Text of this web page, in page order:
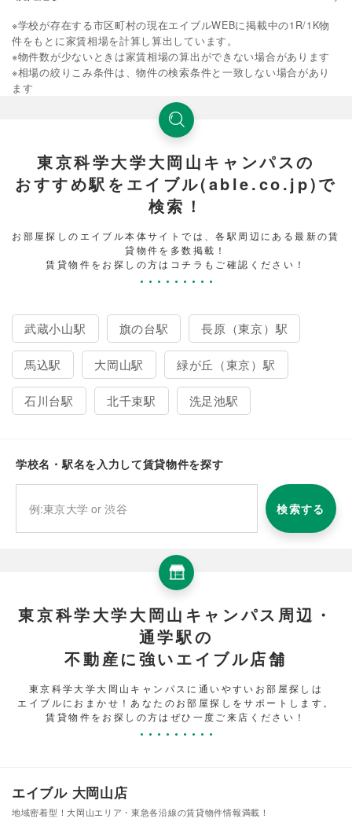
※学校が存在する市区町村の現在エイブルWEBに掲載中の1R/1K物
件をもとに家賃相場を計算し算出しています。
※物件数が少ないときは家賃相場の算出ができない場合があります
※相場の絞りこみ条件は、物件の検索条件と一致しない場合があり
ます
東京科学大学大岡山キャンパスの
おすすめ駅をエイブル(able.co.jp)で
検索！
お部屋探しのエイブル本体サイトでは、各駅周辺にある最新の賃
貸物件を多数掲載！
賃貸物件をお探しの方はコチラもご確認ください！
武蔵小山駅 旗の台駅 長原（東京）駅
馬込駅 大岡山駅 緑が丘（東京）駅
石川台駅 北千束駅 洗足池駅
学校名・駅名を入力して賃貸物件を探す
検索する
東京科学大学大岡山キャンパス周辺・
通学駅の
不動産に強いエイブル店舗
東京科学大学大岡山キャンパスに通いやすいお部屋探しは
エイブルにおまかせ！あなたのお部屋探しをサポートします。
賃貸物件をお探しの方はぜひ一度ご来店ください！
エイブル 大岡山店
地域密着型！大岡山エリア・東急各沿線の賃貸物件情報満載！